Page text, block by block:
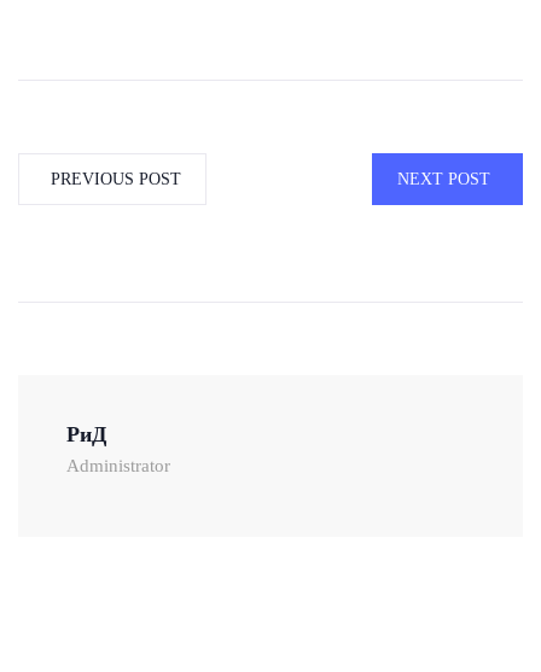
PREVIOUS POST NEXT POST
РиД
Administrator